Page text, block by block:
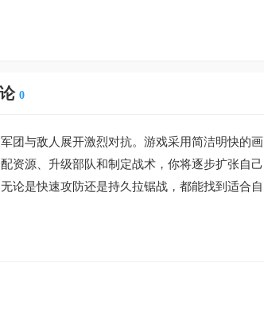
0
团与敌人展开激烈对抗。游戏采用简洁明快的画
资源、升级部队和制定战术，你将逐步扩张自己
论是快速攻防还是持久拉锯战，都能找到适合自